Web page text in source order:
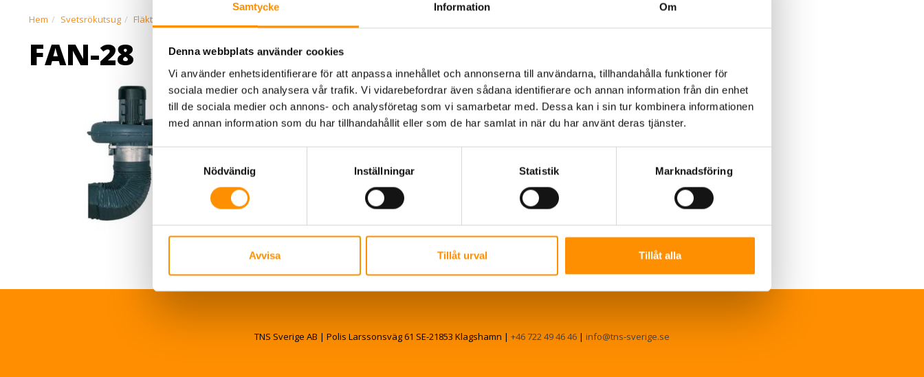
Samtycke Information Om
Denna webbplats använder cookies
Vi använder enhetsidentifierare för att anpassa innehållet och annonserna till användarna, tillhandahålla funktioner för
sociala medier och analysera vår trafik. Vi vidarebefordrar även sådana identifierare och annan information från din enhet
till de sociala medier och annons- och analysföretag som vi samarbetar med. Dessa kan i sin tur kombinera informationen
med annan information som du har tillhandahållit eller som de har samlat in när du har använt deras tjänster.
Samtyckesval
Nödvändig
Inställningar Statistik Marknadsföring
Avvisa Tillåt urval Tillåt alla
Hem Svetsrökutsug Fläkt
FAN-28
TNS Sverige AB | Polis Larssonsväg 61 SE-21853 Klagshamn | +46 722 49 46 46 | info@tns-sverige.se